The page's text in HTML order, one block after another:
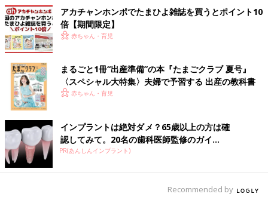
アカチャンホンポでたまひよ雑誌を買うとポイント10
倍【期間限定】
赤ちゃん・育児
まるごと1冊“出産準備”の本『たまごクラブ 夏号』
〈スペシャル大特集〉夫婦で予習する 出産の教科書
赤ちゃん・育児
インプラントは絶対ダメ？65歳以上の方は確
認してみて。20名の歯科医師監修のガイ...
PR(あんしんインプラント)
Recommended by